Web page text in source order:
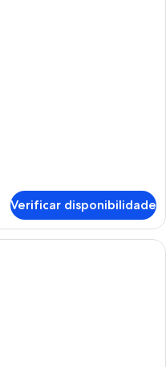
Verificar disponibilidade